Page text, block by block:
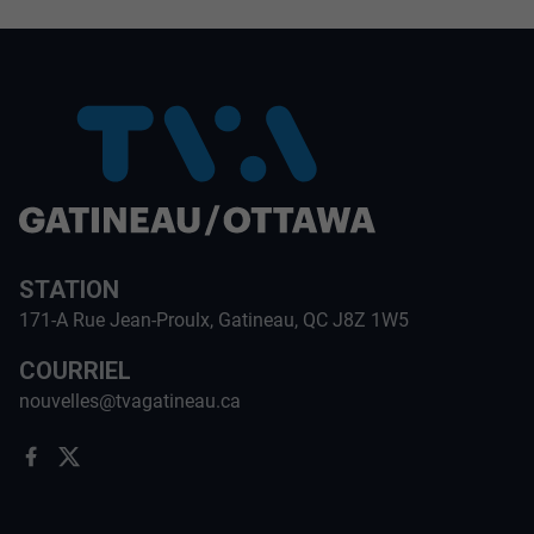
STATION
171-A Rue Jean-Proulx, Gatineau, QC J8Z 1W5
COURRIEL
nouvelles@tvagatineau.ca